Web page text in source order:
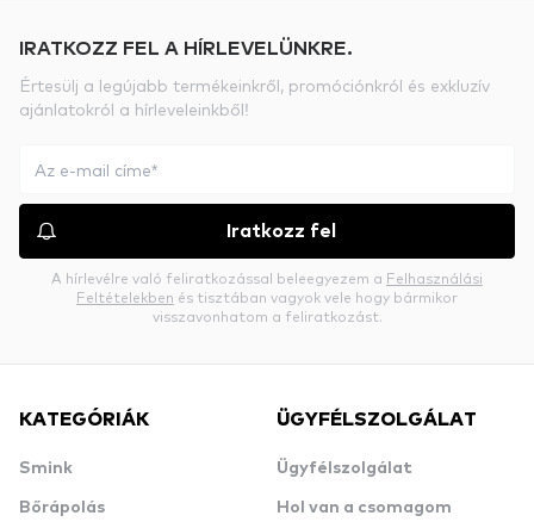
IRATKOZZ FEL A HÍRLEVELÜNKRE.
Értesülj a legújabb termékeinkről, promóciónkról és exkluzív
ajánlatokról a hírleveleinkből!
Iratkozz fel
A hírlevélre való feliratkozással beleegyezem a Felhasználási
Feltételekben és tisztában vagyok vele hogy bármikor
visszavonhatom a feliratkozást.
KATEGÓRIÁK
Smink
Bőrápolás
ÜGYFÉLSZOLGÁLAT
Ügyfélszolgálat
Hol van a csomagom